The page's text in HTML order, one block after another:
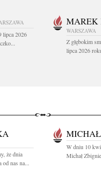
lipca 2026
MAREK
WARSZAWA
Z głębokim
lipca 2026
że dnia
od nas na...
W dniu 10
Michał